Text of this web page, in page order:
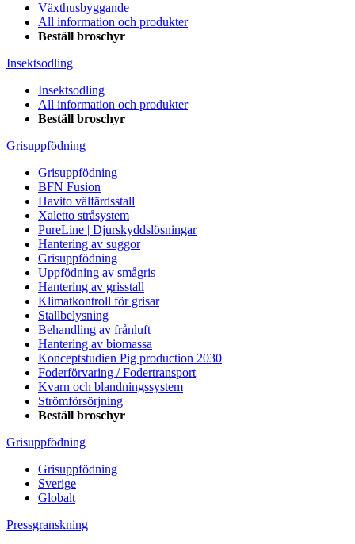
Växthusbyggande
All information och produkter
Beställ broschyr
Insektsodling
Insektsodling
All information och produkter
Beställ broschyr
Grisuppfödning
Grisuppfödning
BFN Fusion
Havito välfärdsstall
Xaletto stråsystem
PureLine | Djurskyddslösningar
Hantering av suggor
Grisuppfödning
Uppfödning av smågris
Hantering av grisstall
Klimatkontroll för grisar
Stallbelysning
Behandling av frånluft
Hantering av biomassa
Konceptstudien Pig production 2030
Foderförvaring / Fodertransport
Kvarn och blandningssystem
Strömförsörjning
Beställ broschyr
Grisuppfödning
Grisuppfödning
Sverige
Globalt
Pressgranskning